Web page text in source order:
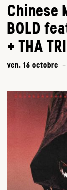
Chinese
BOLD
+ THA
ven. 16 octobre -